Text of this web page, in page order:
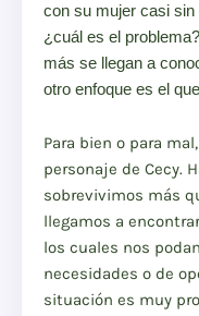
con su mujer casi
¿cuál es el
más se llegan a
otro enfoque es el
Para bien o para mal,
personaje de Cecy.
sobrevivimos más
llegamos a
los cuales nos
necesidades o de
situación es muy